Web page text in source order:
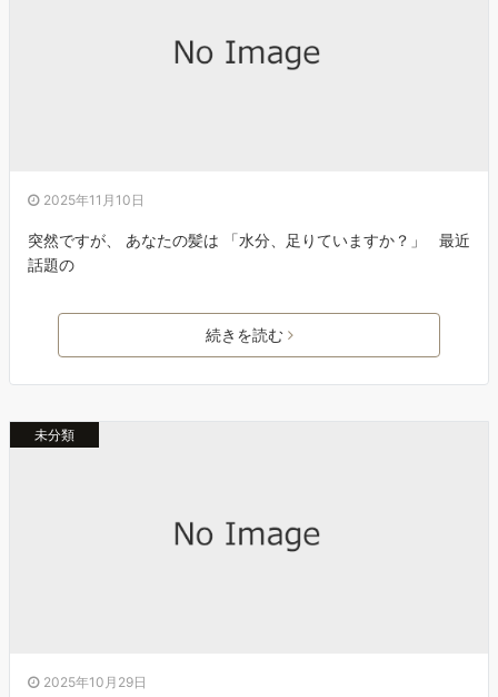
2025年11月10日
突然ですが、 あなたの髪は 「水分、足りていますか？」 最近
話題の
続きを読む
未分類
2025年10月29日